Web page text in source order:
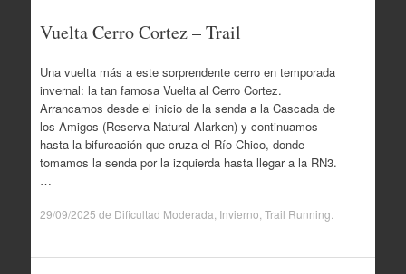
Vuelta Cerro Cortez – Trail
Una vuelta más a este sorprendente cerro en temporada
invernal: la tan famosa Vuelta al Cerro Cortez.
Arrancamos desde el inicio de la senda a la Cascada de
los Amigos (Reserva Natural Alarken) y continuamos
hasta la bifurcación que cruza el Río Chico, donde
tomamos la senda por la izquierda hasta llegar a la RN3.
…
29/09/2025 de Dificultad Moderada Invierno Trail Running